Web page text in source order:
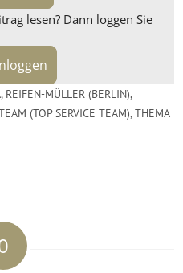
lesen? Dann loggen Sie
, REIFEN-MÜLLER (BERLIN),
(TOP SERVICE TEAM),THEMA